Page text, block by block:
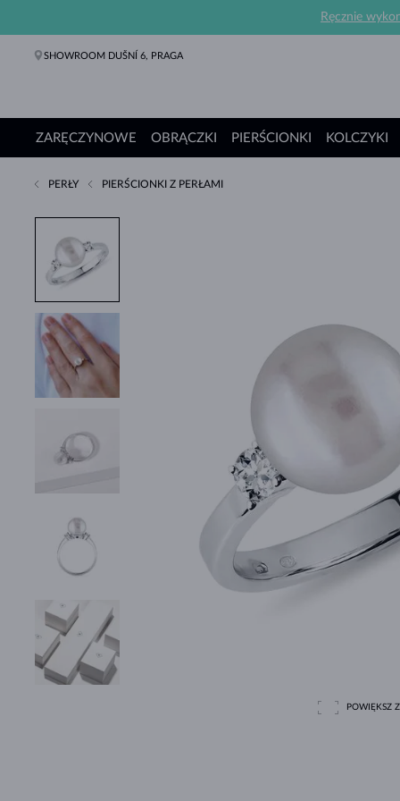
Ręcznie
SHOWROOM DUŠNÍ 6, PRAGA
ZARĘCZYNOWE
Pierścionki Zaręczynowe
OBRĄCZKI
Obrączki
PIERŚCIONKI
Pierścionki
KOLCZYKI
Kolczyki
Naszyjniki
Bransoletki
Perły
Biżuteria
Prezenty
Kolekcje
PERŁY PIERŚCIONKI Z PERŁAMI
POWIĘKSZ